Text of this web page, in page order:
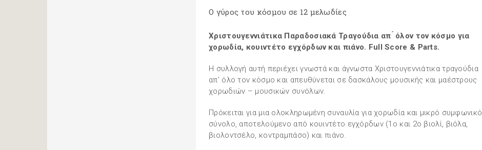
Ο γύρος του κόσμου σε 12 μελωδίες
Χριστουγεννιάτικα Παραδοσιακά Τραγούδια απ ́ όλον τον κόσμο για
χορωδία, κουιντέτο εγχόρδων και πιάνο. Full Score & Parts.
Η συλλογή αυτή περιέχει γνωστά και άγνωστα Χριστουγεννιάτικα τραγούδια
απ’ όλο τον κόσμο και απευθύνεται σε δασκάλους μουσικής και μαέστρους
χορωδιών – μουσικών συνόλων.
Πρόκειται για μια ολοκληρωμένη συναυλία για χορωδία και μικρό συμφωνικό
σύνολο, αποτελούμενο από κουιντέτο εγχόρδων (1ο και 2ο βιολί, βιόλα,
βιολοντσέλο, κοντραμπάσο) και πιάνο.